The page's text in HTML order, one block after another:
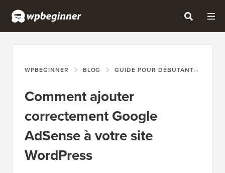
WPBEGINNER BLOG GUIDE POUR DÉBUTANTS
Comment ajouter
correctement Google
AdSense à votre site
WordPress